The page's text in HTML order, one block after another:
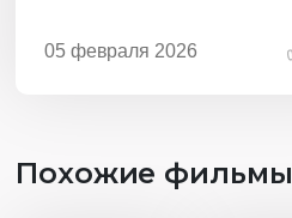
05 февраля 2026
Похожие фильмы